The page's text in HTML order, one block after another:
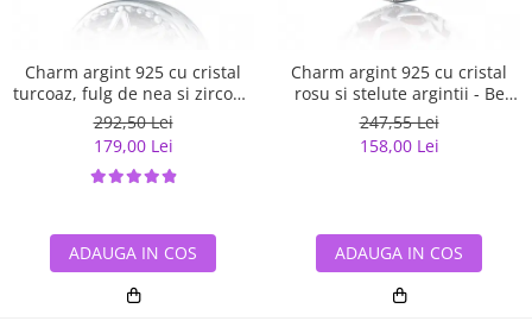
Charm argint 925 cu cristal
turcoaz, fulg de nea si zirconii
albe - Be Nature PST0110
292,50 Lei
179,00 Lei
ADAUGA IN COS
Charm argint 925 cu cristal
rosu si stelute argintii - Be
Nature PST0115
247,55 Lei
158,00 Lei
ADAUGA IN COS